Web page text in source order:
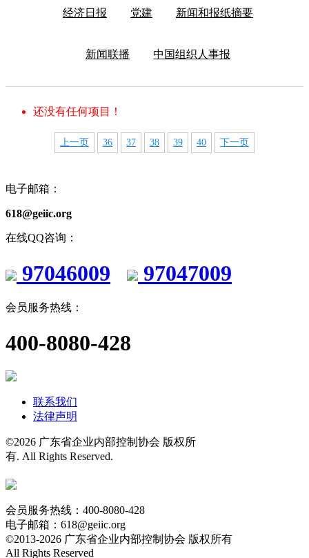
经济日报 党建 新闻和报纸摘要
新闻联播 中国组织人事报
还没有任何项目！
上一页 36 37 38 39 40 下一页
电子邮箱：
618@geiic.org
在线QQ咨询：
97046009 97047009
会员服务热线：
400-8080-428
联系我们
法律声明
©2026 广东省企业内部控制协会 版权所
有. All Rights Reserved.
会员服务热线：400-8080-428
电子邮箱：618@geiic.org
©2013-2026 广东省企业内部控制协会 版权所有
All Rights Reserved